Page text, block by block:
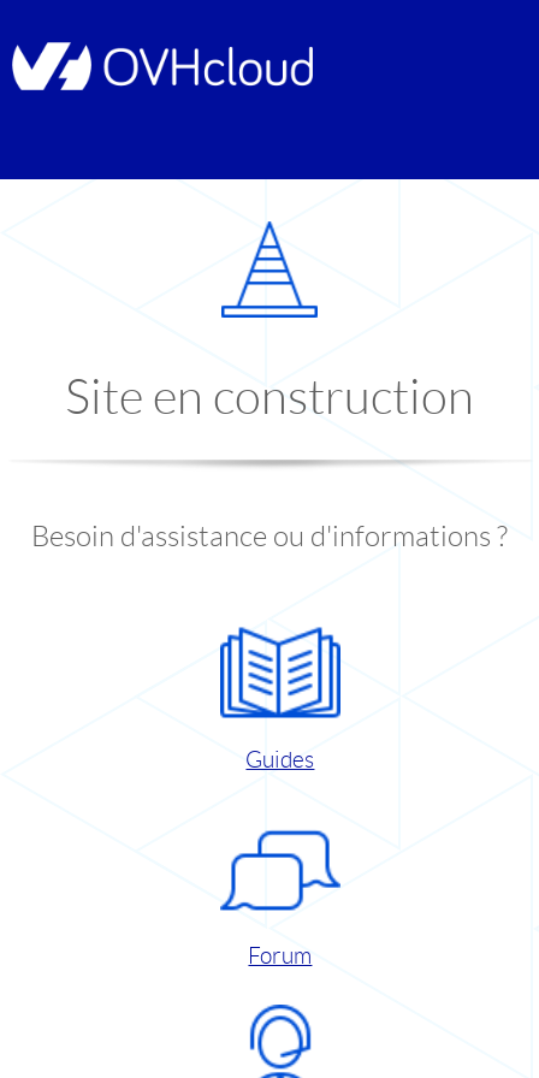
Site en construction
Besoin d'assistance ou d'informations ?
Guides
Forum